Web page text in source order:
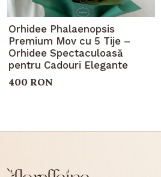
Orhidee Phalaenopsis
Premium Mov cu 5 Tije –
Orhidee Spectaculoasă
pentru Cadouri Elegante
400 RON